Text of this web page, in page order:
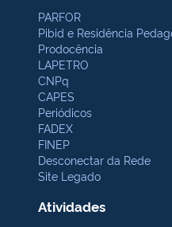
PARFOR
Pibid e Residência
Prodocência
LAPETRO
CNPq
CAPES
Periódicos
FADEX
FINEP
Desconectar da Rede
Site Legado
Atividades